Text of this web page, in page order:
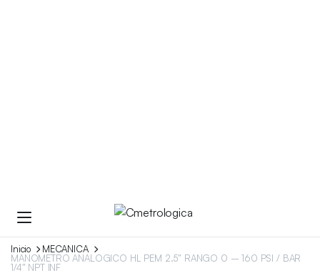
Inicio
MECANICA
MANOMETRO ANALOGICO HL PEM 2.5″ RANGO 0 – 160 PSI / BAR
1/4″ NPT INF